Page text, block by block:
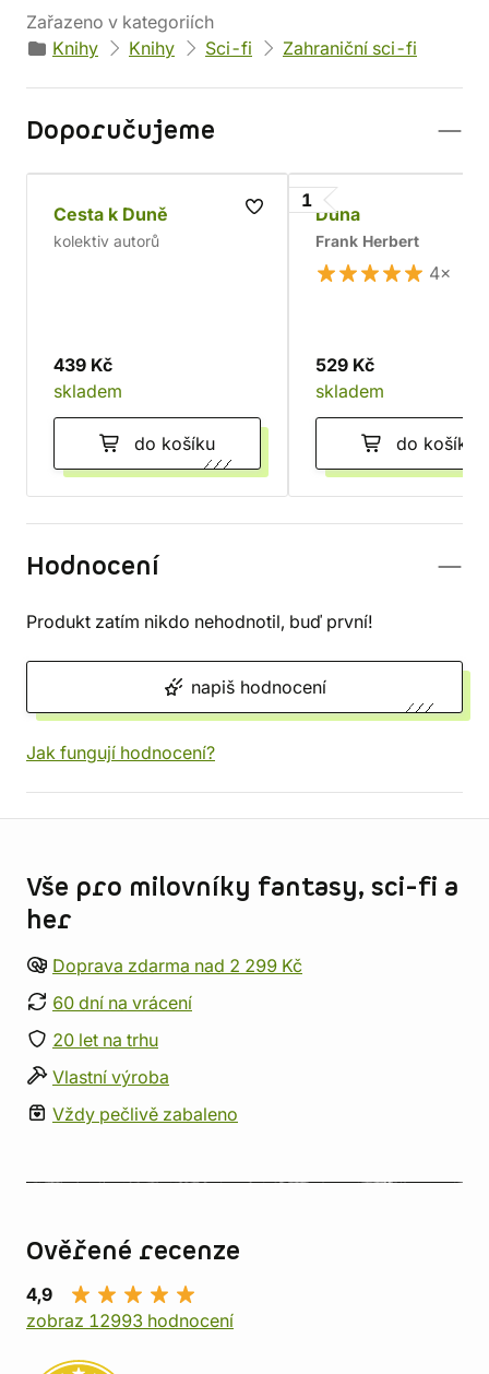
Zařazeno v kategoriích
Knihy
Knihy Sci-fi Zahraniční sci-fi
Doporučujeme
Cesta k Duně
kolektiv autorů
439 Kč
skladem
do košíku
1
Duna
Frank Herbert
4×
529 Kč
skladem
do košíku
Hodnocení
Produkt zatím nikdo nehodnotil, buď první!
napiš hodnocení
Jak fungují hodnocení?
Vše pro milovníky fantasy, sci-fi a
her
Doprava zdarma nad 2 299 Kč
60 dní na vrácení
20 let na trhu
Vlastní výroba
Vždy pečlivě zabaleno
Ověřené recenze
4,9
zobraz 12993 hodnocení